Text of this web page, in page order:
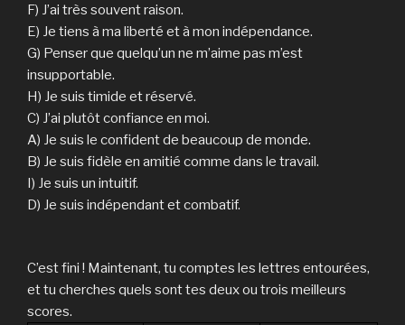
F) J’ai très souvent raison.
E) Je tiens à ma liberté et à mon indépendance.
G) Penser que quelqu’un ne m’aime pas m’est
insupportable.
H) Je suis timide et réservé.
C) J’ai plutôt confiance en moi.
A) Je suis le confident de beaucoup de monde.
B) Je suis fidèle en amitié comme dans le travail.
I) Je suis un intuitif.
D) Je suis indépendant et combatif.
C’est fini ! Maintenant, tu comptes les lettres entourées,
et tu cherches quels sont tes deux ou trois meilleurs
scores.